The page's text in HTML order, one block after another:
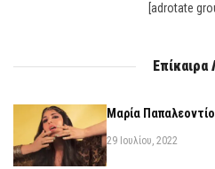
[adrotate
Επίκαιρα
Μαρία
29 Ιουλίου, 2022